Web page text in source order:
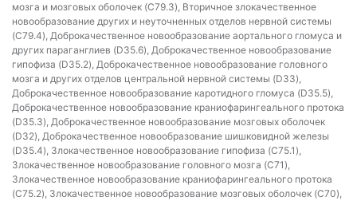
мозга и мозговых оболочек (C79.3), Вторичное злокачественное
новообразование других и неуточненных отделов нервной системы
(C79.4), Доброкачественное новообразование аортального гломуса и
других параганглиев (D35.6), Доброкачественное новообразование
гипофиза (D35.2), Доброкачественное новообразование головного
мозга и других отделов центральной нервной системы (D33),
Доброкачественное новообразование каротидного гломуса (D35.5),
Доброкачественное новообразование краниофарингеального протока
(D35.3), Доброкачественное новообразование мозговых оболочек
(D32), Доброкачественное новообразование шишковидной железы
(D35.4), Злокачественное новообразование гипофиза (C75.1),
Злокачественное новообразование головного мозга (C71),
Злокачественное новообразование краниофарингеального протока
(C75.2), Злокачественное новообразование мозговых оболочек (C70),